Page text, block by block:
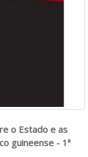
o Estado e as
guineense - 1ª